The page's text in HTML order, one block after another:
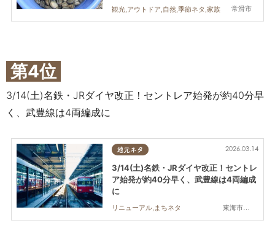
常滑市
観光,アウトドア,自然,季節ネタ,家族
第4位
3/14(土)名鉄・JRダイヤ改正！セントレア始発が約40分早
く、武豊線は4両編成に
地元ネタ
東海市,大府市,知多市,東浦町,阿久比町,半田市,常滑市,武豊町,美浜町,南知多町
2026.03.14
3/14(土)名鉄・JRダイヤ改正！セントレ
ア始発が約40分早く、武豊線は4両編成
に
リニューアル,まちネタ